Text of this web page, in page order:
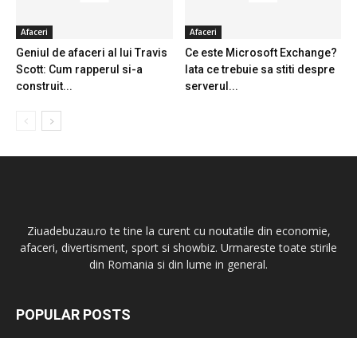
Afaceri
Geniul de afaceri al lui Travis
Scott: Cum rapperul si-a
construit...
Afaceri
Ce este Microsoft Exchange?
Iata ce trebuie sa stiti despre
serverul...
Ziuadebuzau.ro te tine la curent cu noutatile din economie,
afaceri, divertisment, sport si showbiz. Urmareste toate stirile
din Romania si din lume in general.
POPULAR POSTS